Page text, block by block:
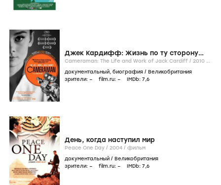
Джек Кардифф: Жизнь по ту сторону
кинокамеры
Cameraman: The Life and Work of Jack Cardiff / 2010 /
документальный, биография / Великобритания
зрители: – film.ru: – IMDb: 7,6
День, когда наступил мир
Peace One Day / 2004 / фильм
документальный / Великобритания
зрители: – film.ru: – IMDb: 7,6